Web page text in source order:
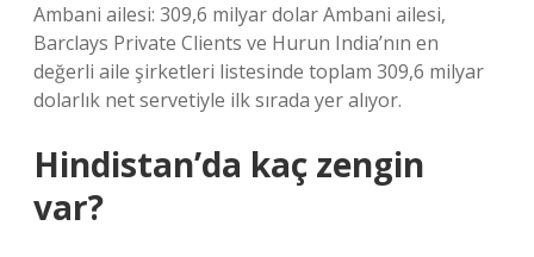
Ambani ailesi: 309,6 milyar dolar Ambani ailesi,
Barclays Private Clients ve Hurun India’nın en
değerli aile şirketleri listesinde toplam 309,6 milyar
dolarlık net servetiyle ilk sırada yer alıyor.
Hindistan’da kaç zengin
var?